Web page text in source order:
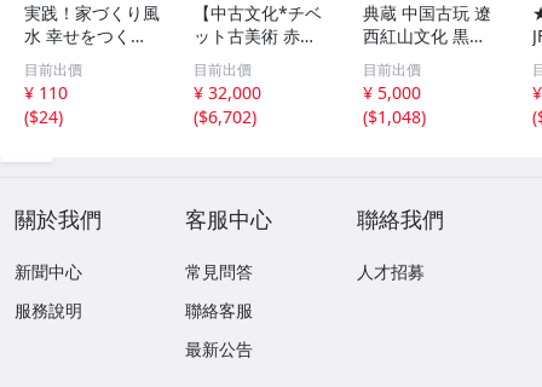
実践！家づくり風
水 幸せをつくる
家とインテリア/
浅野八郎(著者)
目前出價
¥ 110
($24)
【中古文化*チベ
ット古美術 赤縞
天眼瑪瑙丸珠 天
地天珠組み合わせ
ブレスレット 縞
瑪瑙 古玩 アンテ
目前出價
¥ 32,000
($6,702)
典蔵 中国古玩 遼
西紅山文化 黒曜
石 黒皮玉 太陽神
祈祷像 唐物 骨董
品 古美術 古玉 彫
刻 時代物 魔除け
目前出價
¥ 5,000
($1,048)
(
關於我們
新聞中心
服務說明
客服中心
常見問答
聯絡客服
最新公告
聯絡我們
人才招募